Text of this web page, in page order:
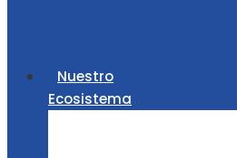
Nuestro
Ecosistema